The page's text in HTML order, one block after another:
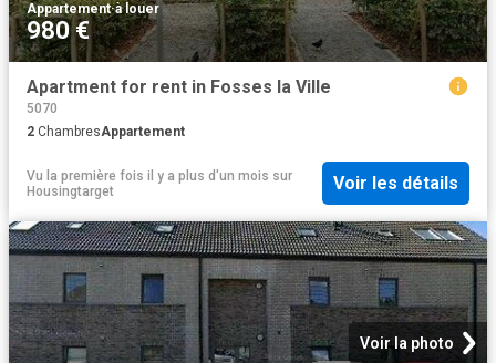
Appartement·à louer
980 €
Apartment for rent in Fosses la Ville
5070
2 ChambresAppartement
Vu la première fois il y a plus d'un mois sur
Housingtarget
Voir les détails
Voir la photo